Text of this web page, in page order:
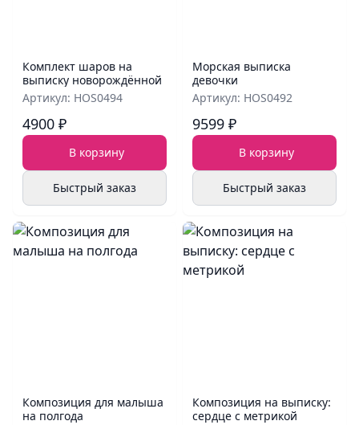
Комплект шаров на
выписку новорождённой
Артикул: HOS0494
4900 ₽
В корзину
Быстрый заказ
Морская выписка
девочки
Артикул: HOS0492
9599 ₽
В корзину
Быстрый заказ
Композиция для малыша
на полгода
Композиция на выписку:
сердце с метрикой